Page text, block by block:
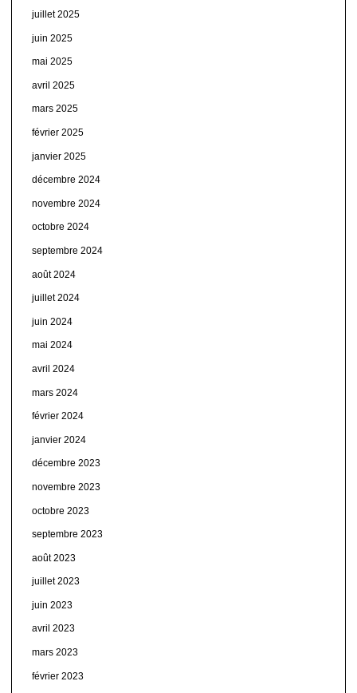
juillet 2025
juin 2025
mai 2025
avril 2025
mars 2025
février 2025
janvier 2025
décembre 2024
novembre 2024
octobre 2024
septembre 2024
août 2024
juillet 2024
juin 2024
mai 2024
avril 2024
mars 2024
février 2024
janvier 2024
décembre 2023
novembre 2023
octobre 2023
septembre 2023
août 2023
juillet 2023
juin 2023
avril 2023
mars 2023
février 2023